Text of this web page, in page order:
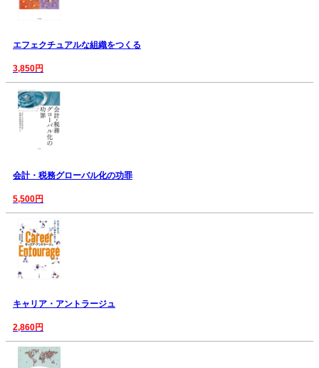
エフェクチュアルな組織をつくる
3,850円
会計・税務グローバル化の功罪
5,500円
キャリア・アントラージュ
2,860円